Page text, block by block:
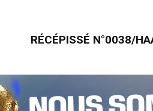
RÉCÉPISSÉ N°0038/